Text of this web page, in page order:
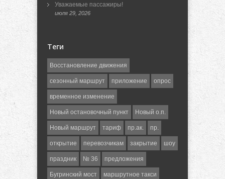
Уважаемые пассажиры!
июля 29, 2026
Теги
Восстановление движения
сезонный маршрут приложение опрос
временное изменение
Новый остановочный пункт Новый о.п.
Новый маршрут тариф пр.ак. пр.
открытие перевозчикам закрытие шоу
праздник № 36 предложения
Бугринский мост маршрутное такси